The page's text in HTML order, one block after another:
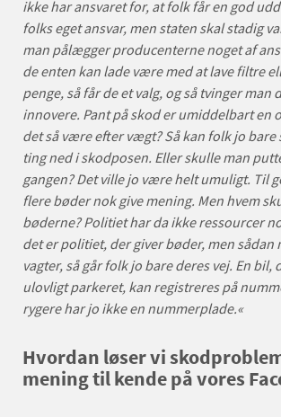
ikke har ansvaret for, at folk får en god
folks eget ansvar, men staten skal stadig
man pålægger producenterne noget af
de enten kan lade være med at lave filtre
penge, så får de et valg, og så tvinger man
innovere. Pant på skod er umiddelbart en
det så være efter vægt? Så kan folk jo bare
ting ned i skodposen. Eller skulle man
gangen? Det ville jo være helt umuligt. Til
flere bøder nok give mening. Men hvem
bøderne? Politiet har da ikke ressourcer
det er politiet, der giver bøder, men sådan
vagter, så går folk jo bare deres vej. En bil,
ulovligt parkeret, kan registreres på
rygere har jo ikke en nummerplade.«
Hvordan løser vi
mening til kende på vores